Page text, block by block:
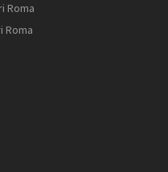
Roma
Roma